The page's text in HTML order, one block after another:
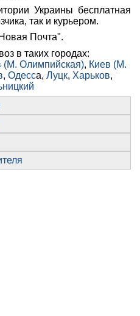
Украины бесплатная
так и курьером.
Почта".
в таких городах:
(М. Олимпийская), Киев (М.
, Одесса, Луцк, Харьков,